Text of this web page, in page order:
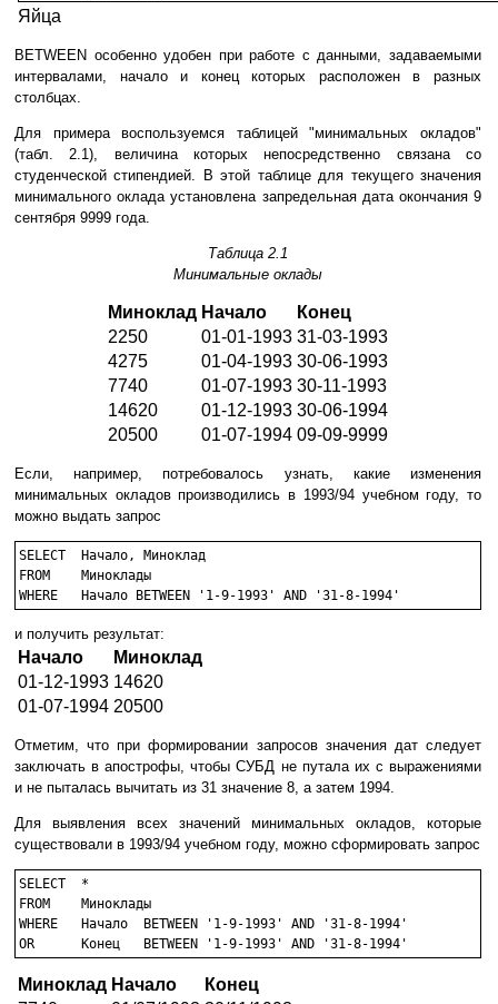
Яйца
BETWEEN особенно удобен при работе с данными, задаваемыми
интервалами, начало и конец которых расположен в разных
столбцах.
Для примера воспользуемся таблицей "минимальных окладов"
(табл. 2.1), величина которых непосредственно связана со
студенческой стипендией. В этой таблице для текущего значения
минимального оклада установлена запредельная дата окончания 9
сентября 9999 года.
Таблица 2.1
Минимальные оклады
Миноклад Начало
Конец
2250
01-01-1993 31-03-1993
4275
01-04-1993 30-06-1993
7740
01-07-1993 30-11-1993
14620
01-12-1993 30-06-1994
20500
01-07-1994 09-09-9999
Если, например, потребовалось узнать, какие изменения
минимальных окладов производились в 1993/94 учебном году, то
можно выдать запрос
SELECT	Начало, Миноклад
FROM	Миноклады
WHERE	Начало BETWEEN '1-9-1993' AND '31-8-1994'
и получить результат:
Начало
Миноклад
01-12-1993 14620
01-07-1994 20500
Отметим, что при формировании запросов значения дат следует
заключать в апострофы, чтобы СУБД не путала их с выражениями
и не пыталась вычитать из 31 значение 8, а затем 1994.
Для выявления всех значений минимальных окладов, которые
существовали в 1993/94 учебном году, можно сформировать запрос
SELECT	*
FROM	Миноклады
WHERE	Начало	BETWEEN '1-9-1993' AND '31-8-1994'
OR	Конец 	BETWEEN '1-9-1993' AND '31-8-1994'
Миноклад Начало
Конец